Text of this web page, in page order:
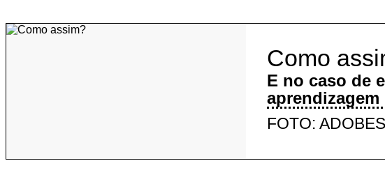
Como
E no caso de
FOTO: